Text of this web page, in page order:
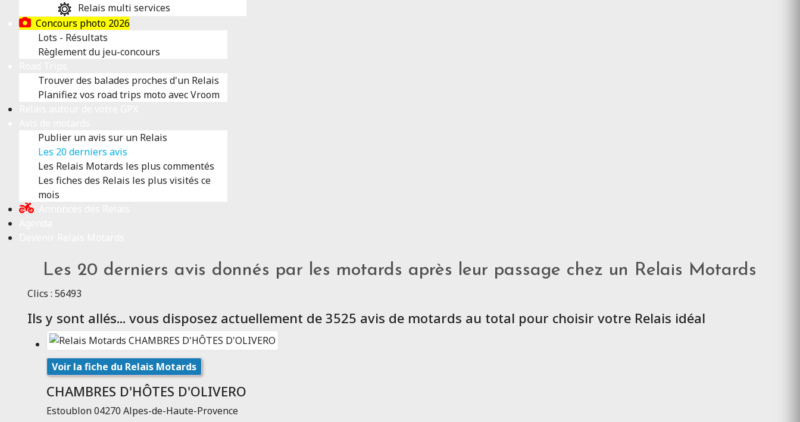
Relais multi services
Concours photo 2026
Lots - Résultats
Règlement du jeu-concours
Trouver des balades proches d'un Relais
Planifiez vos road trips moto avec Vroom
Publier un avis sur un Relais
Les 20 derniers avis
Les Relais Motards les plus commentés
Les fiches des Relais les plus visités ce
mois
Les 20 derniers avis donnés par les motards après leur passage chez un Relais Motards
Clics : 56493
Ils y sont allés... vous disposez actuellement de 3525 avis de motards au total pour choisir votre Relais idéal
Voir la fiche du Relais Motards
CHAMBRES D'HÔTES D'OLIVERO
Estoublon 04270 Alpes-de-Haute-Provence